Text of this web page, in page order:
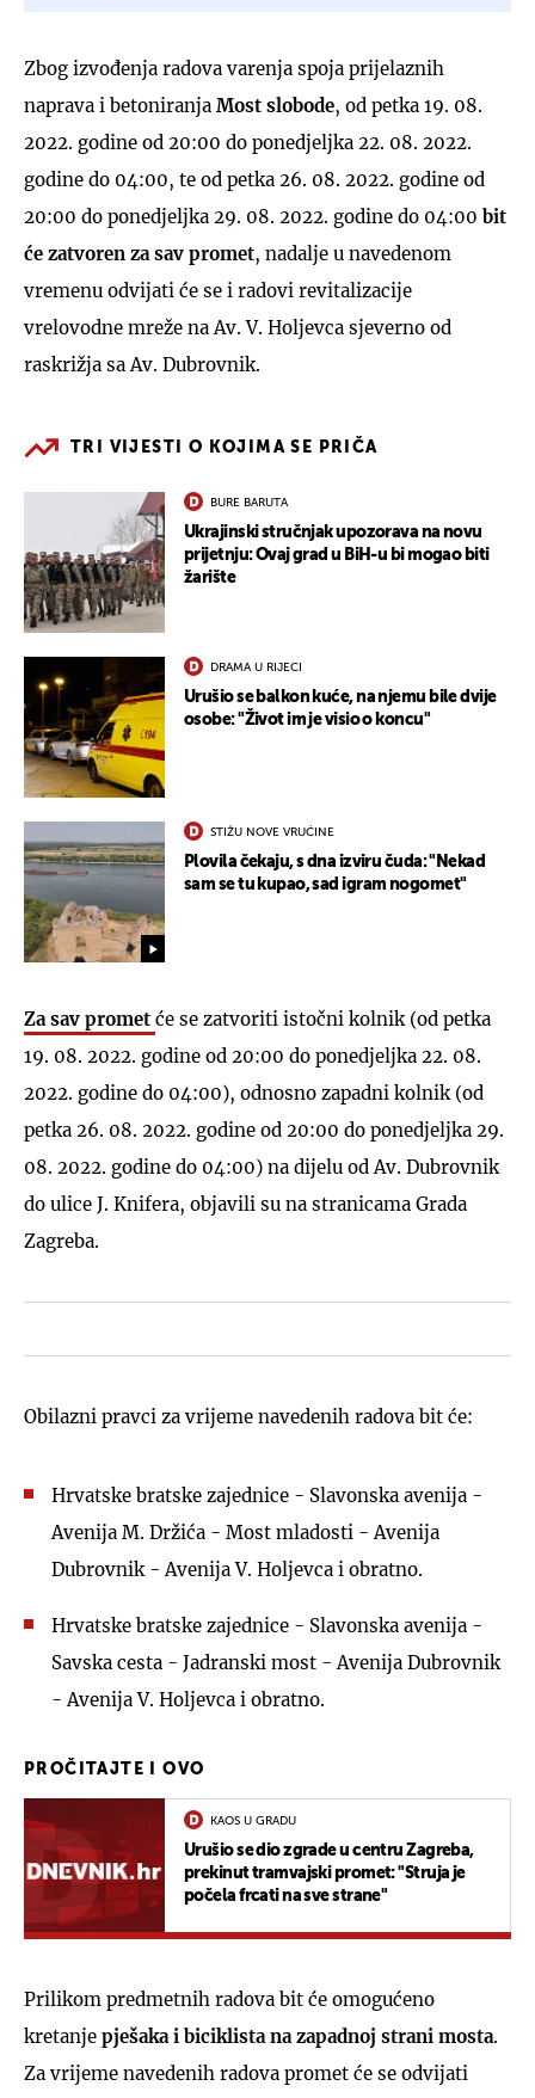
Zbog izvođenja radova varenja spoja prijelaznih
naprava i betoniranja Most slobode, od petka 19. 08.
2022. godine od 20:00 do ponedjeljka 22. 08. 2022.
godine do 04:00, te od petka 26. 08. 2022. godine od
20:00 do ponedjeljka 29. 08. 2022. godine do 04:00 bit
će zatvoren za sav promet, nadalje u navedenom
vremenu odvijati će se i radovi revitalizacije
vrelovodne mreže na Av. V. Holjevca sjeverno od
raskrižja sa Av. Dubrovnik.
TRI VIJESTI O KOJIMA SE PRIČA
BURE BARUTA
Ukrajinski stručnjak upozorava na novu
prijetnju: Ovaj grad u BiH-u bi mogao biti
žarište
DRAMA U RIJECI
Urušio se balkon kuće, na njemu bile dvije
osobe: "Život im je visio o koncu"
STIŽU NOVE VRUĆINE
Plovila čekaju, s dna izviru čuda: "Nekad
sam se tu kupao, sad igram nogomet"
Za sav promet će se zatvoriti istočni kolnik (od petka
19. 08. 2022. godine od 20:00 do ponedjeljka 22. 08.
2022. godine do 04:00), odnosno zapadni kolnik (od
petka 26. 08. 2022. godine od 20:00 do ponedjeljka 29.
08. 2022. godine do 04:00) na dijelu od Av. Dubrovnik
do ulice J. Knifera, objavili su na stranicama Grada
Zagreba.
Obilazni pravci za vrijeme navedenih radova bit će:
Hrvatske bratske zajednice - Slavonska avenija -
Avenija M. Držića - Most mladosti - Avenija
Dubrovnik - Avenija V. Holjevca i obratno.
Hrvatske bratske zajednice - Slavonska avenija -
Savska cesta - Jadranski most - Avenija Dubrovnik
- Avenija V. Holjevca i obratno.
PROČITAJTE I OVO
KAOS U GRADU
Urušio se dio zgrade u centru Zagreba,
prekinut tramvajski promet: "Struja je
počela frcati na sve strane"
Prilikom predmetnih radova bit će omogućeno
kretanje pješaka i biciklista na zapadnoj strani mosta.
Za vrijeme navedenih radova promet će se odvijati